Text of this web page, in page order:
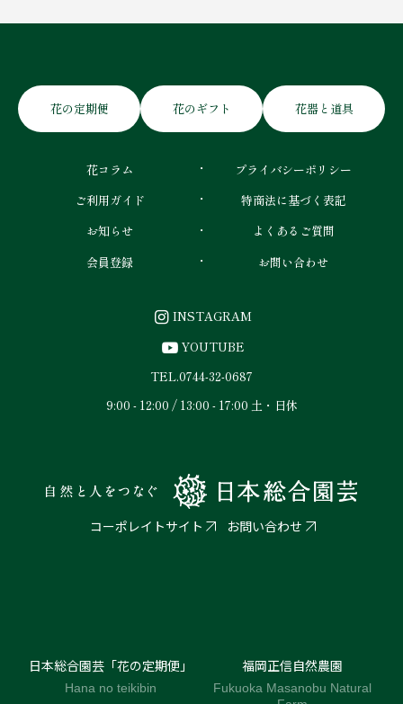
花の定期便 花のギフト 花器と道具
花コラム
ご利用ガイド
お知らせ
会員登録
プライバシーポリシー
特商法に基づく表記
よくあるご質問
お問い合わせ
INSTAGRAM
YOUTUBE
TEL.0744-32-0687
9:00 - 12:00 / 13:00 - 17:00 土・日休
コーポレイトサイト お問い合わせ
日本総合園芸「花の定期便」
Hana no teikibin
福岡正信自然農園
Fukuoka Masanobu Natural